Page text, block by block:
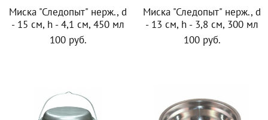
Миска "Следопыт" нерж., d
- 15 см, h - 4,1 см, 450 мл
100 руб.
Миска "Следопыт" нерж., d
- 13 см, h - 3,8 см, 300 мл
100 руб.